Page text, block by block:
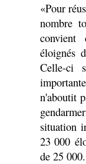
«Pour
nombre
convient
éloignés
Celle-ci
n'aboutit
situation
23 000
de 25